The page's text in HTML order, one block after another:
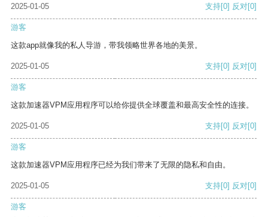
2025-01-05 支持[0] 反对[0]
游客
这款app就像我的私人导游，带我领略世界各地的美景。
2025-01-05 支持[0] 反对[0]
游客
这款加速器VPM应用程序可以给你提供全球覆盖和最高安全性的连接。
2025-01-05 支持[0] 反对[0]
游客
这款加速器VPM应用程序已经为我们带来了无限的隐私和自由。
2025-01-05 支持[0] 反对[0]
游客